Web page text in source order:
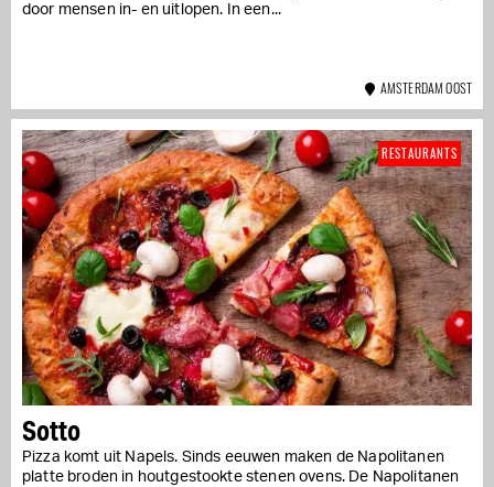
door mensen in- en uitlopen. In een...
AMSTERDAM OOST
Sotto
Pizza komt uit Napels. Sinds eeuwen maken de Napolitanen
platte broden in houtgestookte stenen ovens. De Napolitanen
RESTAURANTS